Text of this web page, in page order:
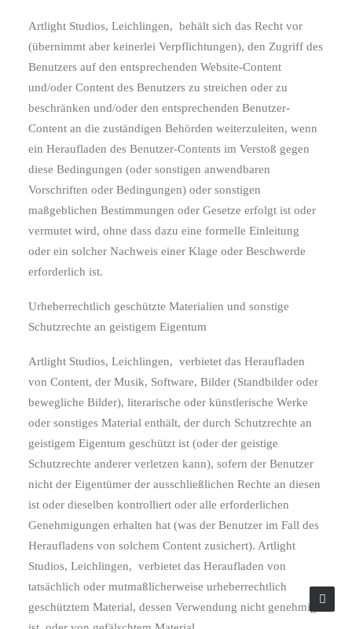
Artlight Studios, Leichlingen, behält sich das Recht vor
(übernimmt aber keinerlei Verpflichtungen), den Zugriff des
Benutzers auf den entsprechenden Website-Content
und/oder Content des Benutzers zu streichen oder zu
beschränken und/oder den entsprechenden Benutzer-
Content an die zuständigen Behörden weiterzuleiten, wenn
ein Heraufladen des Benutzer-Contents im Verstoß gegen
diese Bedingungen (oder sonstigen anwendbaren
Vorschriften oder Bedingungen) oder sonstigen
maßgeblichen Bestimmungen oder Gesetze erfolgt ist oder
vermutet wird, ohne dass dazu eine formelle Einleitung
oder ein solcher Nachweis einer Klage oder Beschwerde
erforderlich ist.
Urheberrechtlich geschützte Materialien und sonstige
Schutzrechte an geistigem Eigentum
Artlight Studios, Leichlingen, verbietet das Heraufladen
von Content, der Musik, Software, Bilder (Standbilder oder
bewegliche Bilder), literarische oder künstlerische Werke
oder sonstiges Material enthält, der durch Schutzrechte an
geistigem Eigentum geschützt ist (oder der geistige
Schutzrechte anderer verletzen kann), sofern der Benutzer
nicht der Eigentümer der ausschließlichen Rechte an diesen
ist oder dieselben kontrolliert oder alle erforderlichen
Genehmigungen erhalten hat (was der Benutzer im Fall des
Heraufladens von solchem Content zusichert). Artlight
Studios, Leichlingen, verbietet das Heraufladen von
tatsächlich oder mutmaßlicherweise urheberrechtlich
geschütztem Material, dessen Verwendung nicht genehmigt